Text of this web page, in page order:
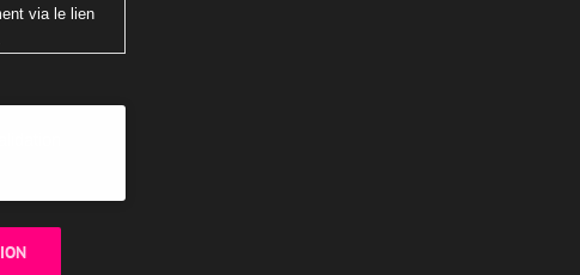
via le lien